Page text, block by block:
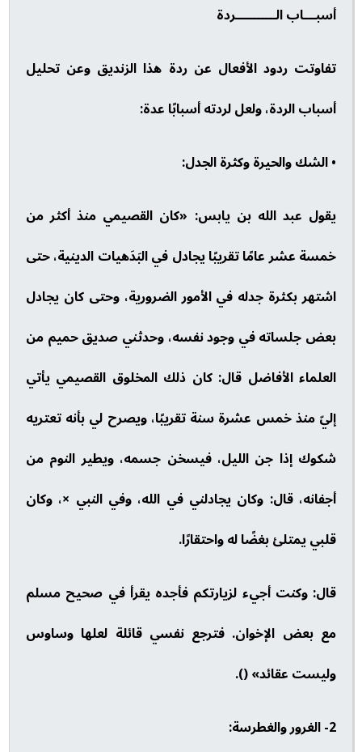
أسبـــاب الــــــــــردة
تفاوتت ردود الأفعال عن ردة هذا الزنديق وعن تحليل
أسباب الردة، ولعل لردته أسبابًا عدة:
• الشك والحيرة وكثرة الجدل:
يقول عبد الله بن يابس: «كان القصيمي منذ أكثر من
خمسة عشر عامًا تقريبًا يجادل في البَدَهيات الدينية، حتى
اشتهر بكثرة جدله في الأمور الضرورية، وحتى كان يجادل
بعض جلساته في وجود نفسه، وحدثني صديق حميم من
العلماء الأفاضل قال: كان ذلك المخلوق القصيمي يأتي
إليّ منذ خمس عشرة سنة تقريبًا، ويصرح لي بأنه تعتريه
شكوك إذا جن الليل، فيسخن جسمه، ويطير النوم من
أجفانه، قال: وكان يجادلني في الله، وفي النبي ×، وكان
قلبي يمتلئ بغضًا له واحتقارًا.
قال: وكنت أجيء لزيارتكم فأجده يقرأ في صحيح مسلم
مع بعض الإخوان. فترجع نفسي قائلة لعلها وساوس
وليست عقائد» ().
2- الغرور والغطرسة: